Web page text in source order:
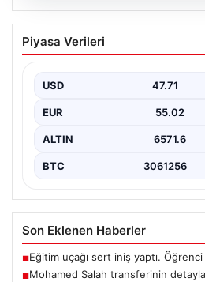
Mohamed Salah
açıklandı!
Piyasa Verileri
USD 47.71
EUR 55.02
ALTIN 6571.6
BTC 3061256
Son Eklenen Haberler
■Eğitim uçağı sert iniş yaptı. Öğrenci
■Mohamed Salah transferinin